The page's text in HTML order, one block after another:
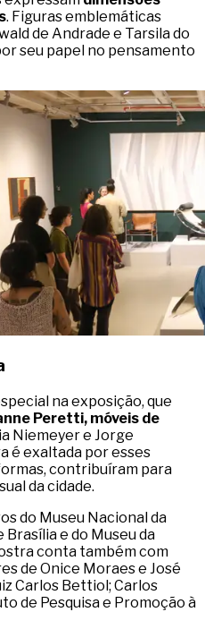
. Figuras emblemáticas
de Andrade e Tarsila do
seu papel no pensamento
na exposição, que
Peretti, móveis de
Niemeyer e Jorge
é exaltada por esses
contribuíram para
da cidade.
do Museu Nacional da
Brasília e do Museu da
conta também com
de Onice Moraes e José
Carlos Bettiol; Carlos
de Pesquisa e Promoção à